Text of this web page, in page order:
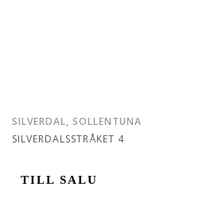
SILVERDAL, SOLLENTUNA
SILVERDALSSTRÅKET 4
TILL SALU